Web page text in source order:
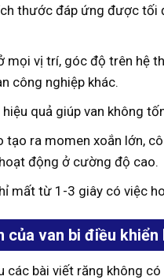
thước đáp ứng được
mọi vị trí, góc độ trên hệ
công nghiệp khác.
quả giúp van không
tạo ra momen xoắn lớn,
động ở cường độ cao.
mất từ 1-3 giây có việc
của van bi điều khiển
bài viết răng không